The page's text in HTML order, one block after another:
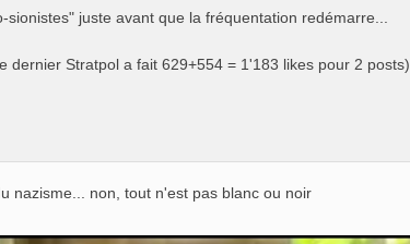
juste avant que la fréquentation redémarre...
Stratpol a fait 629+554 = 1'183 likes pour 2 posts)
nazisme... non, tout n'est pas blanc ou noir